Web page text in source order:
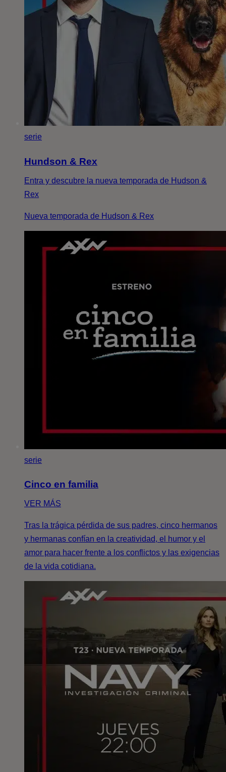
serie
Hundson & Rex
Entra y descubre la nueva temporada de Hudson &
Rex
Nueva temporada de Hudson & Rex
serie
Cinco en familia
VER MÁS
Tras la trágica pérdida de sus padres, cinco hermanos
y hermanas confían en la creatividad, el humor y el
amor para hacer frente a los conflictos y las exigencias
de la vida cotidiana.